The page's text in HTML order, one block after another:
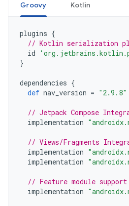
Groovy Kotlin
plugins {
// Kotlin serialization
id
}
dependencies {
def nav_version = "2.9.8"
// Jetpack Compose
implementation
// Views/Fragments
implementation
implementation
// Feature module
implementation